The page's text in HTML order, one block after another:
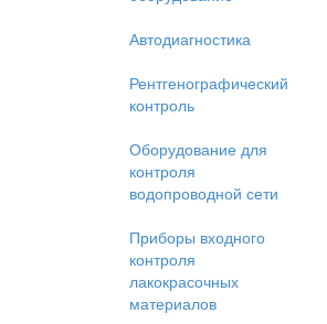
Автодиагностика
Рентгенографический
контроль
Оборудование для
контроля
водопроводной сети
Приборы входного
контроля
лакокрасочных
материалов